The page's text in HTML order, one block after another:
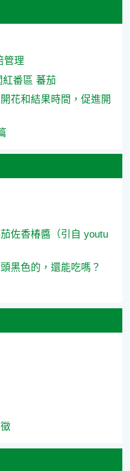
管理
紅番區 蕃茄
花和結果時間，促進開
佐香椿醬（引自 youtu
黑色的，還能吃嗎？